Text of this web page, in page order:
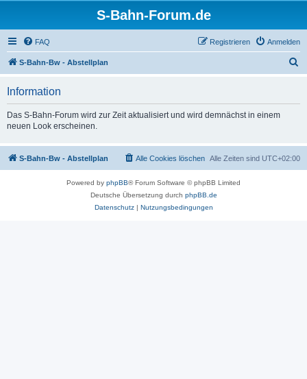
S-Bahn-Forum.de
FAQ Anmelden
Registrieren
S-Bahn-Bw - Abstellplan
Information
Das S-Bahn-Forum wird zur Zeit aktualisiert und wird demnächst in einem
neuen Look erscheinen.
S-Bahn-Bw - Abstellplan Alle Zeiten sind UTC+02:00
Alle Cookies löschen
Powered by phpBB® Forum Software © phpBB Limited
Deutsche Übersetzung durch phpBB.de
Datenschutz| Nutzungsbedingungen